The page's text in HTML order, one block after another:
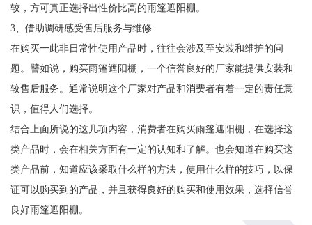
较，方可真正选择出性价比高的雨篷遮阳棚。
3、借助调研感受售后服务与维修
在购买一此非日常性使用产品时，往往会涉及至安装和维护的问
题。譬如说，购买雨篷遮阳棚，一个信誉良好的厂家能提供安装和
较售后服务。通常说明这个厂家对产品和消费者有着一定的责任意
识，值得人们选择。
结合上面所说的这几项内容，消费者在购买雨篷遮阳棚，在选择这
类产品时，会在相关方面有一定的认知和了解。也会知道在购买这
类产品前，知道应该采取什么样的方法，使用什么样的技巧，以保
证可以购买到的产品，并且获得良好的购买和使用效果，选择信誉
良好雨篷遮阳棚。